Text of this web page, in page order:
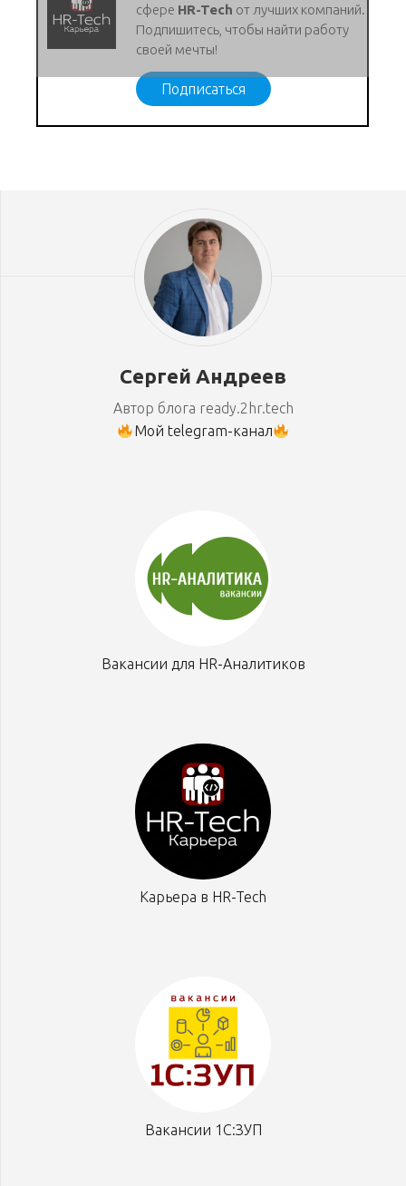
сфере HR-Tech от лучших компаний.
Подпишитесь, чтобы найти работу
своей мечты!
Подписаться
Сергей Андреев
Автор блога ready.2hr.tech
Мой telegram-канал
Вакансии для HR-Аналитиков
Карьера в HR-Tech
Вакансии 1С:ЗУП